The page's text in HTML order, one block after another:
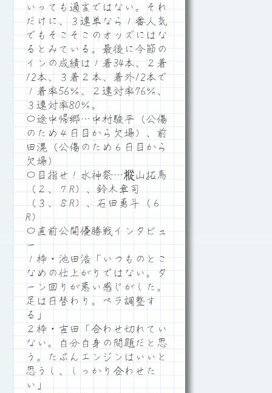
いっても過言ではない。それ
だけに、３連単なら１番人気
でもそこそこのオッズにはな
るとみている。最後に今節の
インの成績は１着34本、２着
12本、３着２本、着外12本で
１着率56％、２連対率76％、
３連対率80％。
〇途中帰郷…中村駿平（公傷
のため４日目から欠場）、前
田滉（公傷のため６日目から
欠場）
〇目指せ！水神祭…樅山拓馬
（２、７R）、鈴木章司
（３、８R）、石田勇斗（６
R）
〇直前公開優勝戦インタビュ
ー
１枠・池田浩「いつものとこ
なめの仕上がりではない。タ
ーン回りが悪い感じがした。
足は日替わり。ペラ調整す
る」
２枠・吉田「合わせ切れてい
ない。自分自身の問題だと思
う。たぶんエンジンはいいと
思うし、しっかり合わせた
い」